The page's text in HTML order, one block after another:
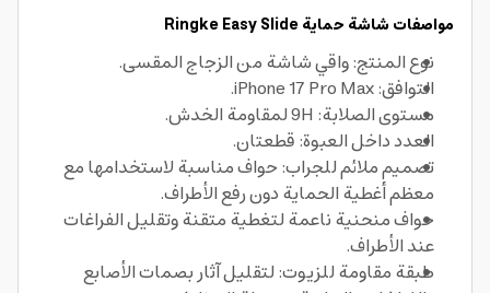
مواصفات شاشة حماية Ringke Easy Slide
نوع المنتج: واقي شاشة من الزجاج المقسى.
التوافق: iPhone 17 Pro Max.
مستوى الصلابة: 9H لمقاومة الخدش.
العدد داخل العبوة: قطعتان.
تصميم ملائم للجراب: حواف مناسبة لاستخدامها مع
معظم أغطية الحماية دون رفع الأطراف.
حواف منحنية ناعمة لتغطية متقنة وتقليل الفراغات
عند الأطراف.
طبقة مقاومة للزيوت: لتقليل آثار بصمات الأصابع